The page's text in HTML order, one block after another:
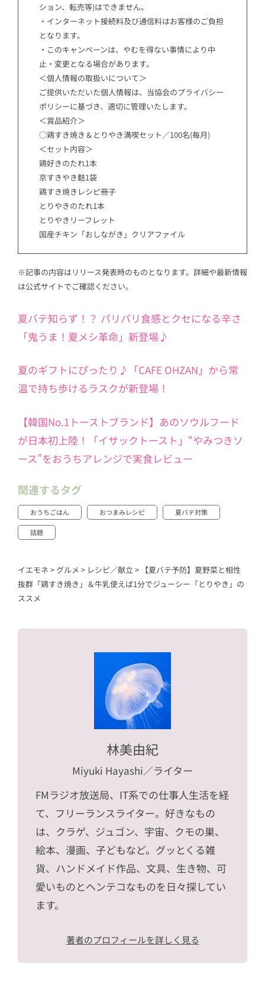
ション、転売等)はできません。
・インターネット接続料及び通信料はお客様のご負担
となります。
・このキャンペーンは、やむを得ない事情により中
止・変更となる場合があります。
＜個人情報の取扱いについて＞
ご提供いただいた個人情報は、当協会のプライバシー
ポリシーに基づき、適切に管理いたします。
＜賞品紹介＞
○鶏すき焼き＆とりやき満喫セット／100名(毎月)
＜セット内容＞
鶏好きのたれ1本
京すきやき麩1袋
鶏すき焼きレシピ冊子
とりやきのたれ1本
とりやきリーフレット
国産チキン「おしながき」クリアファイル
※記事の内容はリリース発表時のものとなります。詳細や最新情報
は公式サイトでご確認ください。
夏バテ知らず！？ パリパリ食感とクセになる辛さ
「鬼うま！夏メシ革命」新登場♪
夏のギフトにぴったり♪「CAFE OHZAN」から常
温で持ち歩けるラスクが新登場！
【韓国No.1トーストブランド】あのソウルフード
が日本初上陸！「イサックトースト」“やみつきソ
ース”をおうちアレンジで実食レビュー
関連するタグ
おうちごはん おつまみレシピ 夏バテ対策
話題
イエモネ > グルメ > レシピ／献立 > 【夏バテ予防】夏野菜と相性
抜群「鶏すき焼き」＆牛乳使えば1分でジューシー「とりやき」の
ススメ
林美由紀
Miyuki Hayashi／ライター
FMラジオ放送局、IT系での仕事人生活を経
て、フリーランスライター。好きなもの
は、クラゲ、ジュゴン、宇宙、クモの巣、
絵本、漫画、子どもなど。グッとくる雑
貨、ハンドメイド作品、文具、生き物、可
愛いものとヘンテコなものを日々探してい
ます。
著者のプロフィールを詳しく見る